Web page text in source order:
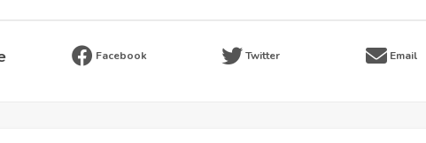
Facebook Twitter Email